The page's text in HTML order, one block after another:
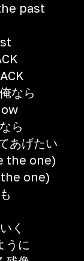
past
なら
ら
あげたい
the one)
one)
く
うに